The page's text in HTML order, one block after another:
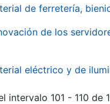
de ferretería,
de los
eléctrico y de
intervalo 101 - 110 de